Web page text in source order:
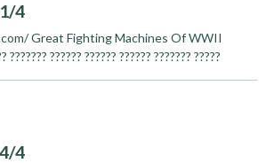
4
Great Fighting Machines Of WWII
??????? ?????? ?????? ?????? ??????? ?????
4